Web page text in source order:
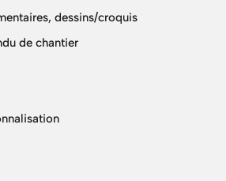
dessins/croquis
de chantier